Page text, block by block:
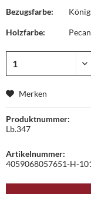
Bezugsfarbe:
Holzfarbe: Pecan
Merken
Produktnummer:
Lb.347
Artikelnummer:
4059068057651-H-